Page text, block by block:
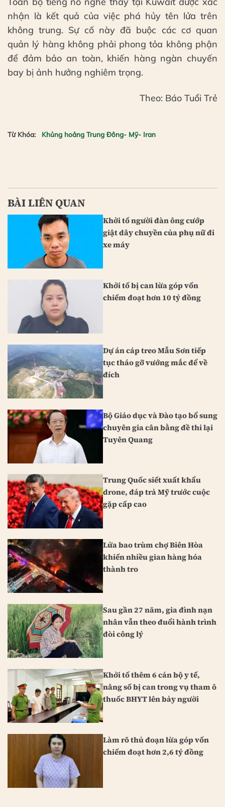
nhận là kết quả của việc phá hủy tên lửa trên
không trung. Sự cố này đã buộc các cơ quan
quản lý hàng không phải phong tỏa không phận
để đảm bảo an toàn, khiến hàng ngàn chuyến
bay bị ảnh hưởng nghiêm trọng.
Theo: Báo Tuổi Trẻ
Từ Khóa: Khủng hoảng Trung Đông- Mỹ- Iran
BÀI LIÊN QUAN
Khởi tố người đàn ông cướp
giật dây chuyền của phụ nữ đi
xe máy
Khởi tố bị can lừa góp vốn
chiếm đoạt hơn 10 tỷ đồng
Dự án cáp treo Mẫu Sơn tiếp
tục tháo gỡ vướng mắc để về
đích
Bộ Giáo dục và Đào tạo bổ sung
chuyên gia cân bằng đề thi lại
Tuyên Quang
Trung Quốc siết xuất khẩu
drone, đáp trả Mỹ trước cuộc
gặp cấp cao
Lửa bao trùm chợ Biên Hòa
khiến nhiều gian hàng hóa
thành tro
Sau gần 27 năm, gia đình nạn
nhân vẫn theo đuổi hành trình
đòi công lý
Khởi tố thêm 6 cán bộ y tế,
nâng số bị can trong vụ tham ô
thuốc BHYT lên bảy người
Làm rõ thủ đoạn lừa góp vốn
chiếm đoạt hơn 2,6 tỷ đồng